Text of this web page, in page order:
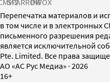
SPARROWINFOX
Перепечатка материалов и
в том числе и в электронных
письменного разрешения
является исключительной
Pte. Limited. Все права
AO «АС Рус Медиа» · 2026
16+